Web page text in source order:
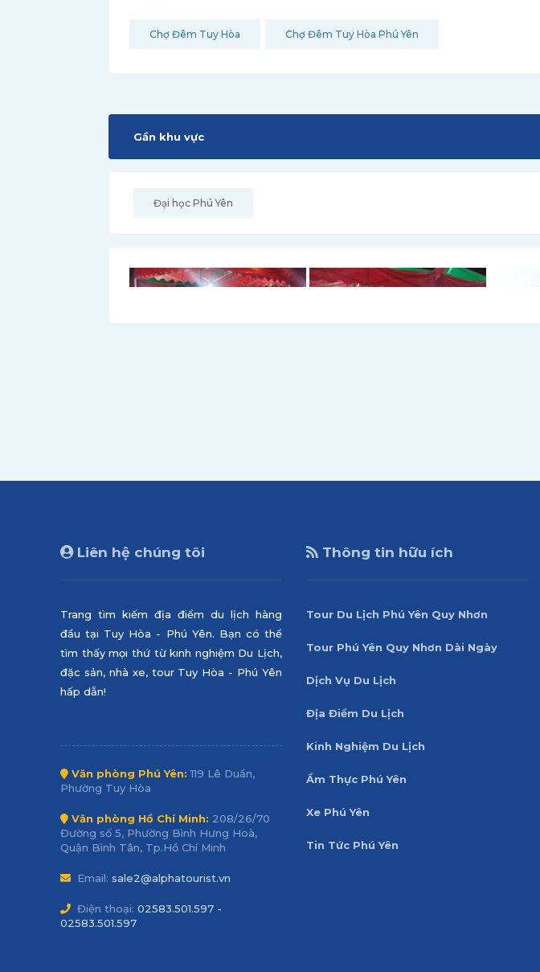
Chợ Đêm Tuy Hòa Chợ Đêm Tuy Hòa Phú Yên
Gần khu vực
Đại học Phú Yên
Liên hệ chúng tôi
Trang tìm kiếm địa điểm du lịch hàng
đầu tại Tuy Hòa - Phú Yên. Bạn có thể
tìm thấy mọi thứ từ kinh nghiệm Du Lịch,
đặc sản, nhà xe, tour Tuy Hòa - Phú Yên
hấp dẫn!
Văn phòng Phú Yên: 119 Lê Duẩn,
Phường Tuy Hòa
Văn phòng Hồ Chí Minh: 208/26/70
Đường số 5, Phường Bình Hưng Hoà,
Quận Bình Tân, Tp.Hồ Chí Minh
Email: sale2@alphatourist.vn
Điện thoại: 02583.501.597 -
02583.501.597
Thông tin hữu ích
Tour Du Lịch Phú Yên Quy Nhơn
Tour Phú Yên Quy Nhơn Dài Ngày
Dịch Vụ Du Lịch
Địa Điểm Du Lịch
Kinh Nghiệm Du Lịch
Ẩm Thực Phú Yên
Xe Phú Yên
Tin Tức Phú Yên